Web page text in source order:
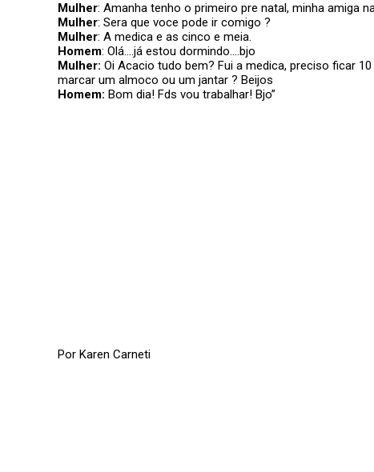
Mulher: Amanha tenho o primeiro pre natal, minha amiga
Mulher: Sera que voce pode ir comigo ?
Mulher: A medica e as cinco e meia.
Homem: Olá….já estou dormindo….bjo
Mulher: Oi Acacio tudo bem? Fui a medica, preciso ficar
marcar um almoco ou um jantar ? Beijos
Homem: Bom dia! Fds vou trabalhar! Bjo”
Por Karen Carneti